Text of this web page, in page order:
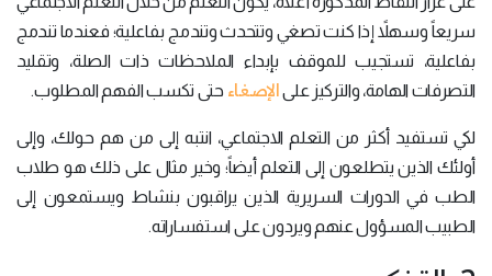
سريعاً وسهلاً إذا كنت تصغي وتتحدث وتندمج بفاعلية؛ فعندما تندمج
بفاعلية، تستجيب للموقف بإبداء الملاحظات ذات الصلة، وتقليد
التصرفات الهامة، والتركيز علىالإصغاء حتى تكسب الفهم المطلوب.
لكي تستفيد أكثر من التعلم الاجتماعي، انتبه إلى من هم حولك، وإلى
أولئك الذين يتطلعون إلى التعلم أيضاً؛ وخير مثال على ذلك هو طلاب
الطب في الدورات السريرية الذين يراقبون بنشاط ويستمعون إلى
الطبيب المسؤول عنهم ويردون على استفساراته.